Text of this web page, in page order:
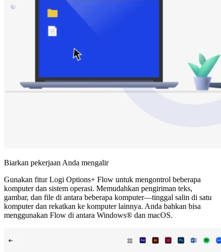
Biarkan pekerjaan Anda mengalir
Gunakan fitur Logi Options+ Flow untuk mengontrol beberapa
komputer dan sistem operasi. Memudahkan pengiriman teks,
gambar, dan file di antara beberapa komputer—tinggal salin di satu
komputer dan rekatkan ke komputer lainnya. Anda bahkan bisa
menggunakan Flow di antara Windows® dan macOS.